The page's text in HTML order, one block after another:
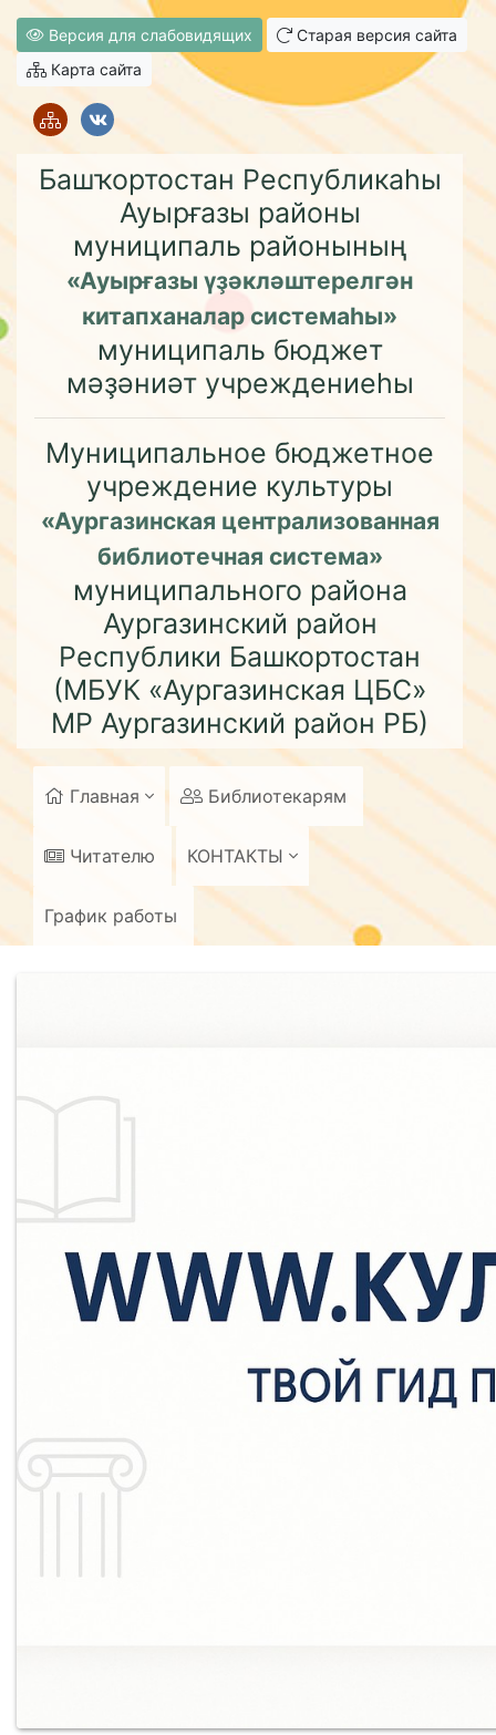
Версия для слабовидящих
Старая версия сайта
Карта сайта
Башҡортостан Республикаһы
Ауырғазы районы
муниципаль районының
«Ауырғазы үҙәкләштерелгән
китапханалар системаһы»
муниципаль бюджет
мәҙәниәт учреждениеһы
Муниципальное бюджетное
учреждение культуры
«Аургазинская централизованная
библиотечная система»
муниципального района
Аургазинский район
Республики Башкортостан
(МБУК «Аургазинская ЦБС»
МР Аургазинский район РБ)
Главная Библиотекарям
Читателю КОНТАКТЫ
График работы